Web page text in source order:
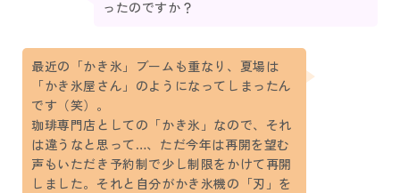
ったのですか？
最近の「かき氷」ブームも重なり、夏場は
「かき氷屋さん」のようになってしまったん
です（笑）。
珈琲専門店としての「かき氷」なので、それ
は違うなと思って…、ただ今年は再開を望む
声もいただき予約制で少し制限をかけて再開
しました。それと自分がかき氷機の「刃」を